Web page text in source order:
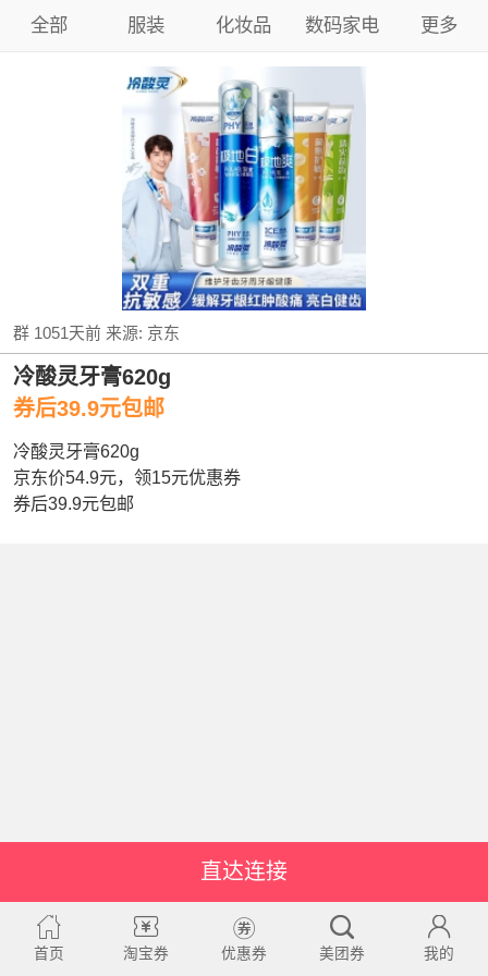
全部 服装 化妆品 数码家电 更多
群 1051天前来源: 京东
冷酸灵牙膏620g
券后39.9元包邮
冷酸灵牙膏620g
京东价54.9元，领15元优惠券
券后39.9元包邮
直达连接
首页 淘宝券 优惠券 美团券 我的